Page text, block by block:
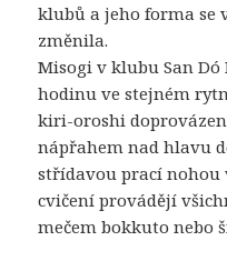
klubů a jeho forma se
změnila.
Misogi v klubu San
hodinu ve stejném
kiri-oroshi
nápřahem nad hlavu
střídavou prací nohou
cvičení provádějí
mečem bokkuto nebo